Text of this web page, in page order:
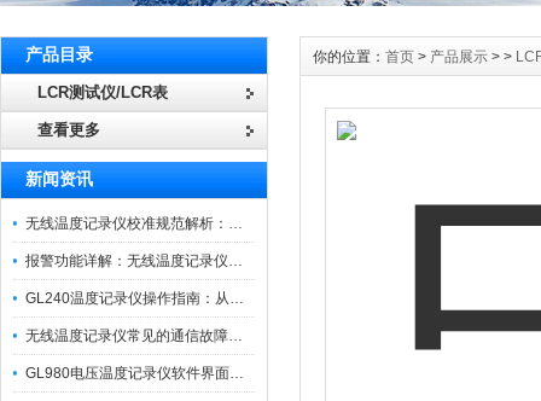
产品目录
LCR测试仪/LCR表
查看更多
新闻资讯
无线温度记录仪校准规范解析：从多点比对到不确定度评定的实操流程
报警功能详解：无线温度记录仪的阈值设定与通知机制
GL240温度记录仪操作指南：从开箱、接线到数据导出的标准化流程
无线温度记录仪常见的通信故障诊断与排除指南
GL980电压温度记录仪软件界面功能与使用技巧
你的位置： 首页 > 产品展示 > >